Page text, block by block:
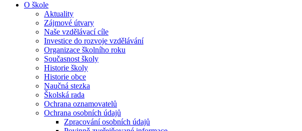
O škole
Aktuality
Zájmové útvary
Naše vzdělávací cíle
Investice do rozvoje vzdělávání
Organizace školního roku
Současnost školy
Historie školy
Historie obce
Naučná stezka
Školská rada
Ochrana oznamovatelů
Ochrana osobních údajů
Zpracování osobních údajů